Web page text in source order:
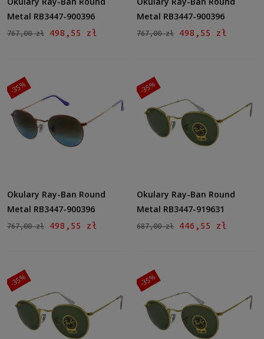
Metal RB3447-900396
767,00 zł 498,55 zł
Metal RB3447-900396
767,00 zł 498,55 zł
Okulary Ray-Ban Round
Metal RB3447-900396
767,00 zł 498,55 zł
-35%
Okulary Ray-Ban Round
Metal RB3447-919631
687,00 zł 446,55 zł
-35%
-35% -35%